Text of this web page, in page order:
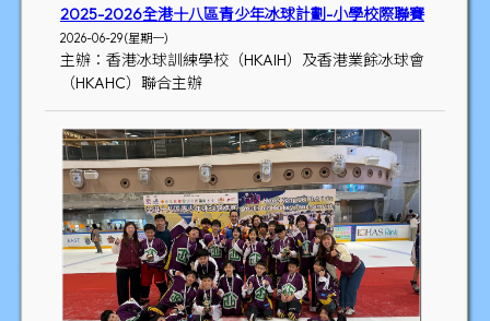
2025-2026全港十八區青少年冰球計劃-小學校際聯賽
2026-06-29 (星期一)
主辦：香港冰球訓練學校（HKAIH）及香港業餘冰球會
（HKAHC）聯合主辦